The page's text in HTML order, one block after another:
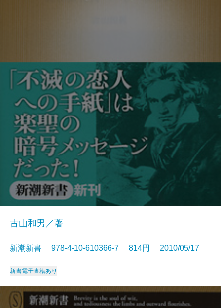
古山和男／著
新潮新書 978-4-10-610366-7 814円 2010/05/17
新書電子書籍あり